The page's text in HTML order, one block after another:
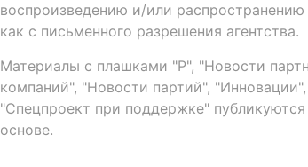
воспроизведению и/или
как с письменного разрешения агентства.
Материалы с плашками "Р", "Новости
компаний", "Новости партий",
"Спецпроект при поддержке"
основе.